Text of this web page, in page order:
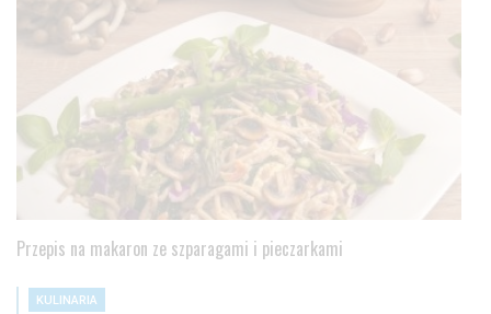
Przepis na makaron ze szparagami i pieczarkami
KULINARIA